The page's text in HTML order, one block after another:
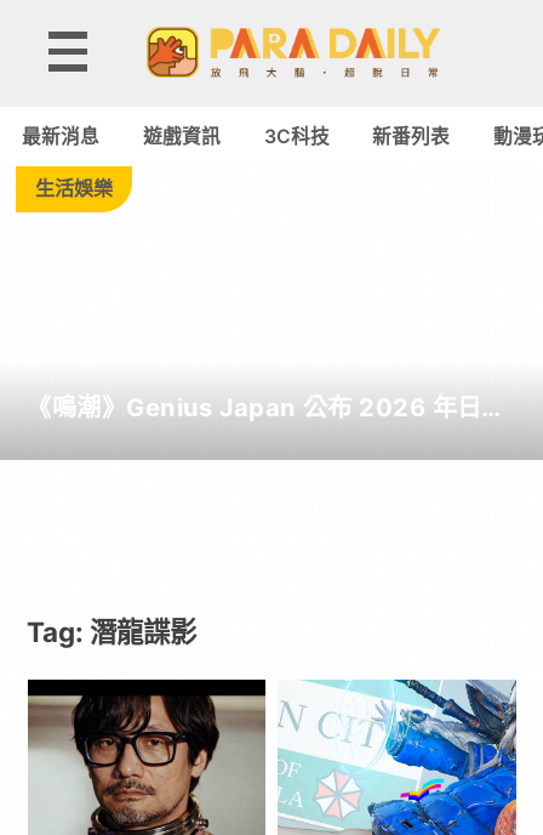
Tag:
龍
-
Paradaily
戲
｜
最新消息 遊戲資訊 3C科技 新番列表 動漫
生活娛樂
《鳴潮》Genius Japan 公布 2026 年日本
Tag: 潛龍諜影